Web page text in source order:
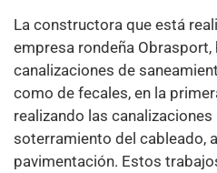
La constructora que está
empresa rondeña Obrasport,
canalizaciones de
como de fecales, en la
realizando las
soterramiento del cableado,
pavimentación. Estos